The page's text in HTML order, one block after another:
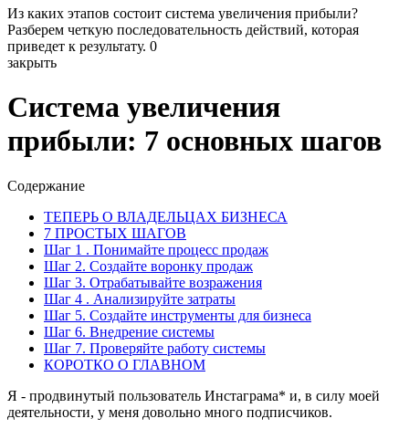
Из каких этапов состоит система увеличения прибыли?
Разберем четкую последовательность действий, которая
приведет к результату. 0
закрыть
Система увеличения
прибыли: 7 основных шагов
Содержание
ТЕПЕРЬ О ВЛАДЕЛЬЦАХ БИЗНЕСА
7 ПРОСТЫХ ШАГОВ
Шаг 1 . Понимайте процесс продаж
Шаг 2. Создайте воронку продаж
Шаг 3. Отрабатывайте возражения
Шаг 4 . Анализируйте затраты
Шаг 5. Создайте инструменты для бизнеса
Шаг 6. Внедрение системы
Шаг 7. Проверяйте работу системы
КОРОТКО О ГЛАВНОМ
Я - продвинутый пользователь Инстаграма* и, в силу моей
деятельности, у меня довольно много подписчиков.